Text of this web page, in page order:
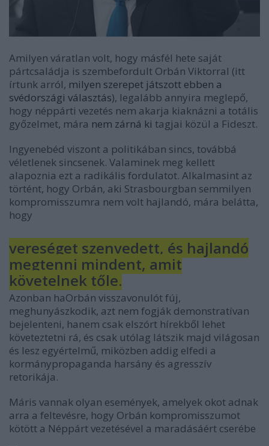
Amilyen váratlan volt, hogy másfél hete saját
pártcsaládja is szembefordult Orbán Viktorral (itt
írtunk arról, milyen szerepet játszott ebben a
svédországi választás), legalább annyira meglepő,
hogy néppárti vezetés nem akarja kiaknázni a totális
győzelmet, mára nem zárná ki tagjai közül a Fideszt.
Ingyenebéd viszont a politikában sincs, továbbá
véletlenek sincsenek. Valaminek meg kellett
alapoznia ezt a radikális fordulatot. Alkalmasint az
történt, hogy Orbán, aki Strasbourgban semmilyen
kompromisszumra nem volt hajlandó, mára belátta,
hogy
vereséget szenvedett, és hajlandó
megtenni mindent, amit
követelnek tőle.
Azonban haOrbán visszavonulót fúj,
meghunyászkodik, azt nem fogják demonstratívan
bejelenteni, hanem csak elszórt hírekből lehet
követeztetni rá, és csak utólag látszik majd világosan
és lesz egyértelmű, miközben addig elfedi a
kormánypropaganda harsány és agresszív
retorikája.
Máris vannak olyan események, amelyek okot adnak
arra a feltevésre, hogy Orbán kompromisszumot
kötött a Néppárt vezetésével a maradásáért cserébe